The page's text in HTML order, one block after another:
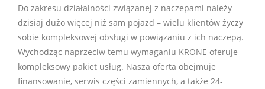
Do zakresu działalności związanej z naczepami należy
dzisiaj dużo więcej niż sam pojazd – wielu klientów życzy
sobie kompleksowej obsługi w powiązaniu z ich naczepą.
Wychodząc naprzeciw temu wymaganiu KRONE oferuje
kompleksowy pakiet usług. Nasza oferta obejmuje
finansowanie, serwis części zamiennych, a także 24-